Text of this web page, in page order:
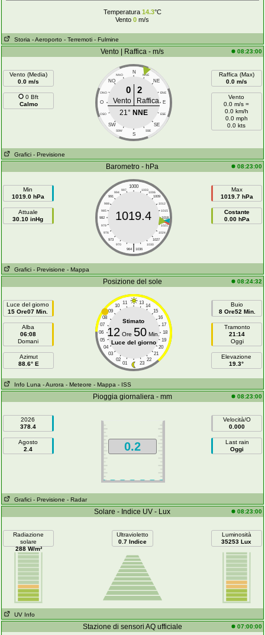
Temperatura 14.3°C
Vento 0 m/s
Storia - Aeroporto - Terremoti - Fulmine
Vento | Raffica - m/s 08:23:00
Vento (Media)
0.0 m/s
0 Bft
Calmo
N
NNO NNE
NO NE
ONO ENE
O E
OSO ESE
SW SE
SSW SSE
S
0 2
Vento
Raffica
21° NNE
Raffica (Max)
0.0 m/s
Vento
0.0 m/s =
0.0 km/h
0.0 mph
0.0 kts
Grafici - Previsione
Barometro - hPa 08:23:00
Min
1019.0 hPa
Attuale
30.10 inHg
1000
997 1003
994
1006
991
1009
988
1012
985
1015
982
1018
979
1021
976
1024
973
1027
970
1030
|
964 1036
1019.4
Max
1019.7 hPa
Costante
0.00 hPa
Grafici - Previsione - Mappa
Posizione del sole 08:24:32
Luce del giorno
15 Ore07 Min.
Alba
06:08
Domani
Azimut
88.6° E
11 13
10
14
09
15
08
16
07
17
06
18
05
19
04
20
03
21
02
22
01 23
Stimato
12 Ore 50 Min.
Luce del giorno
Buio
8 Ore52 Min.
Tramonto
21:14
Oggi
Elevazione
19.3°
Info Luna - Aurora - Meteore - Mappa - ISS
Pioggia giornaliera - mm 08:23:00
2026
378.4
Agosto
2.4
0.2
Velocità/O
0.000
Last rain
Oggi
Grafici - Previsione - Radar
Solare - Indice UV - Lux 08:23:00
Radiazione
solare
288 W/m²
Ultravioletto
0.7 Indice
Luminosità
35253 Lux
UV Info
Stazione di sensori AQ ufficiale 07:00:00